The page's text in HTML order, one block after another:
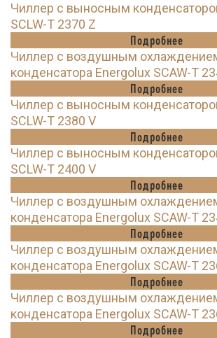
Чиллер с выносным
SCLW-T 2370 Z
Подробнее
Чиллер с воздушным
конденсатора Energolux SCAW-T
Подробнее
Чиллер с выносным
SCLW-T 2380 V
Подробнее
Чиллер с выносным
SCLW-T 2400 V
Подробнее
Чиллер с воздушным
конденсатора Energolux SCAW-T
Подробнее
Чиллер с воздушным
конденсатора Energolux SCAW-T
Подробнее
Чиллер с воздушным
конденсатора Energolux SCAW-T
Подробнее